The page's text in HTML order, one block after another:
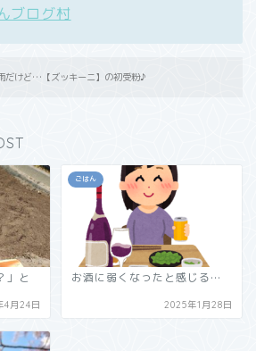
ブログ村
だけど…【ズッキーニ】の初受粉♪
」と
4月24日
ごはん
お酒に弱くなったと感じる…
2025年1月28日